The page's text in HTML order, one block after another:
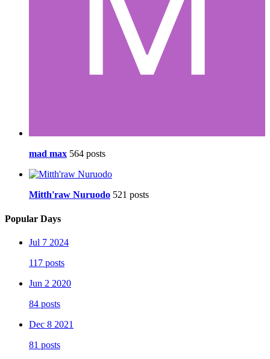
mad max 564 posts
Mitth'raw Nuruodo 521 posts
Popular Days
Jul 7 2024
117 posts
Jun 2 2020
84 posts
Dec 8 2021
81 posts